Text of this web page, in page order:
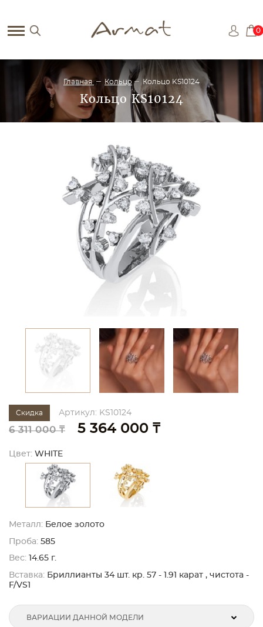
0
Главная Кольцо Кольцо KS10124
Кольцо KS10124
Скидка Артикул: KS10124
6 311 000 ₸ 5 364 000 ₸
Цвет: WHITE
Металл: Белое золото
Проба: 585
Вес: 14.65 г.
Вставка: Бриллианты 34 шт. кр. 57 - 1.91 карат , чистота -
F/VS1
ВАРИАЦИИ ДАННОЙ МОДЕЛИ